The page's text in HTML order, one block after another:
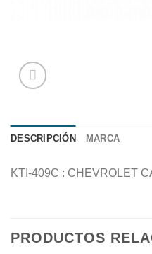
DESCRIPCIÓN MARCA
KTI-409C : CHEVROLET
PRODUCTOS